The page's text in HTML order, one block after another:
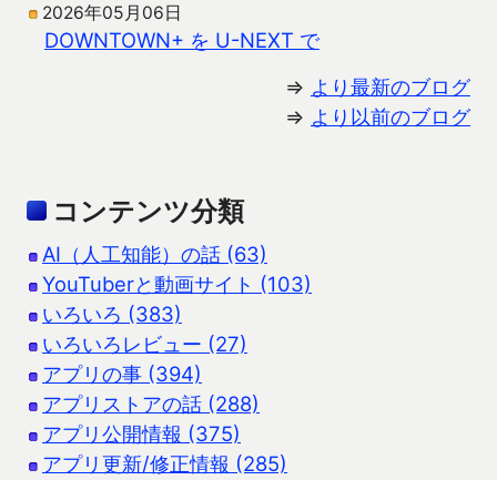
2026年05月06日
DOWNTOWN+ を U-NEXT で
⇒ より最新のブログ
⇒ より以前のブログ
コンテンツ分類
AI（人工知能）の話 (63)
YouTuberと動画サイト (103)
いろいろ (383)
いろいろレビュー (27)
アプリの事 (394)
アプリストアの話 (288)
アプリ公開情報 (375)
アプリ更新/修正情報 (285)